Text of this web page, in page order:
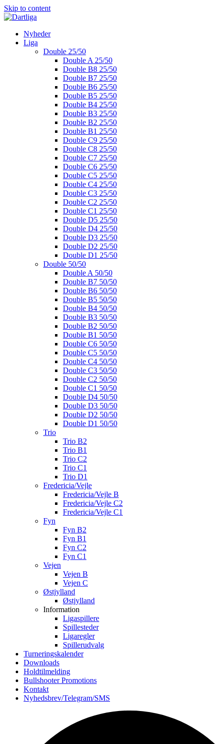
Skip to content
Nyheder
Liga
Double 25/50
Double A 25/50
Double B8 25/50
Double B7 25/50
Double B6 25/50
Double B5 25/50
Double B4 25/50
Double B3 25/50
Double B2 25/50
Double B1 25/50
Double C9 25/50
Double C8 25/50
Double C7 25/50
Double C6 25/50
Double C5 25/50
Double C4 25/50
Double C3 25/50
Double C2 25/50
Double C1 25/50
Double D5 25/50
Double D4 25/50
Double D3 25/50
Double D2 25/50
Double D1 25/50
Double 50/50
Double A 50/50
Double B7 50/50
Double B6 50/50
Double B5 50/50
Double B4 50/50
Double B3 50/50
Double B2 50/50
Double B1 50/50
Double C6 50/50
Double C5 50/50
Double C4 50/50
Double C3 50/50
Double C2 50/50
Double C1 50/50
Double D4 50/50
Double D3 50/50
Double D2 50/50
Double D1 50/50
Trio
Trio B2
Trio B1
Trio C2
Trio C1
Trio D1
Fredericia/Vejle
Fredericia/Vejle B
Fredericia/Vejle C2
Fredericia/Vejle C1
Fyn
Fyn B2
Fyn B1
Fyn C2
Fyn C1
Vejen
Vejen B
Vejen C
Østjylland
Østjylland
Information
Ligaspillere
Spillesteder
Ligaregler
Spillerudvalg
Turneringskalender
Downloads
Holdtilmelding
Bullshooter Promotions
Kontakt
Nyhedsbrev/Telegram/SMS